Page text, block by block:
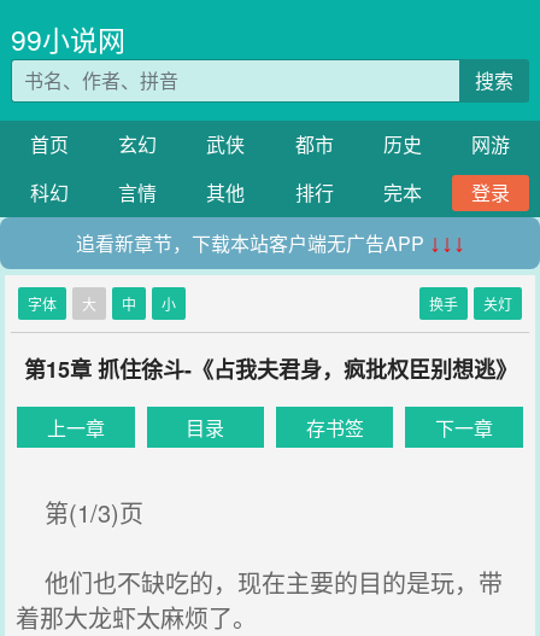
99小说网
搜索
首页 玄幻 武侠 都市 历史
网游
科幻
言情 其他 排行 完本
登录
追看新章节，下载本站客户端无广告APP ↓↓↓
字体 大 中 小 换手 关灯
第15章 抓住徐斗-《占我夫君身，疯批权臣别想逃》
上一章 目录 存书签 下一章
第(1/3)页
他们也不缺吃的，现在主要的目的是玩，带
着那大龙虾太麻烦了。